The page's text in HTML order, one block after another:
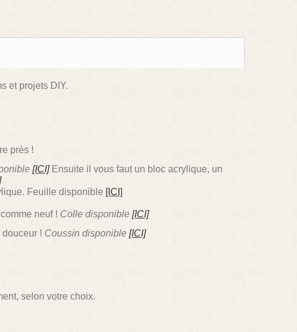
et projets DIY.
près !
[ICI] Ensuite il vous faut un bloc acrylique, un
Feuille disponible [ICI]
neuf ! Colle disponible [ICI]
! Coussin disponible [ICI]
selon votre choix.